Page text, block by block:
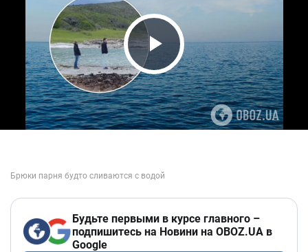
Play Video
Будьте первыми в курсе главного –
подпишитесь на Новини на OBOZ.UA в
Google